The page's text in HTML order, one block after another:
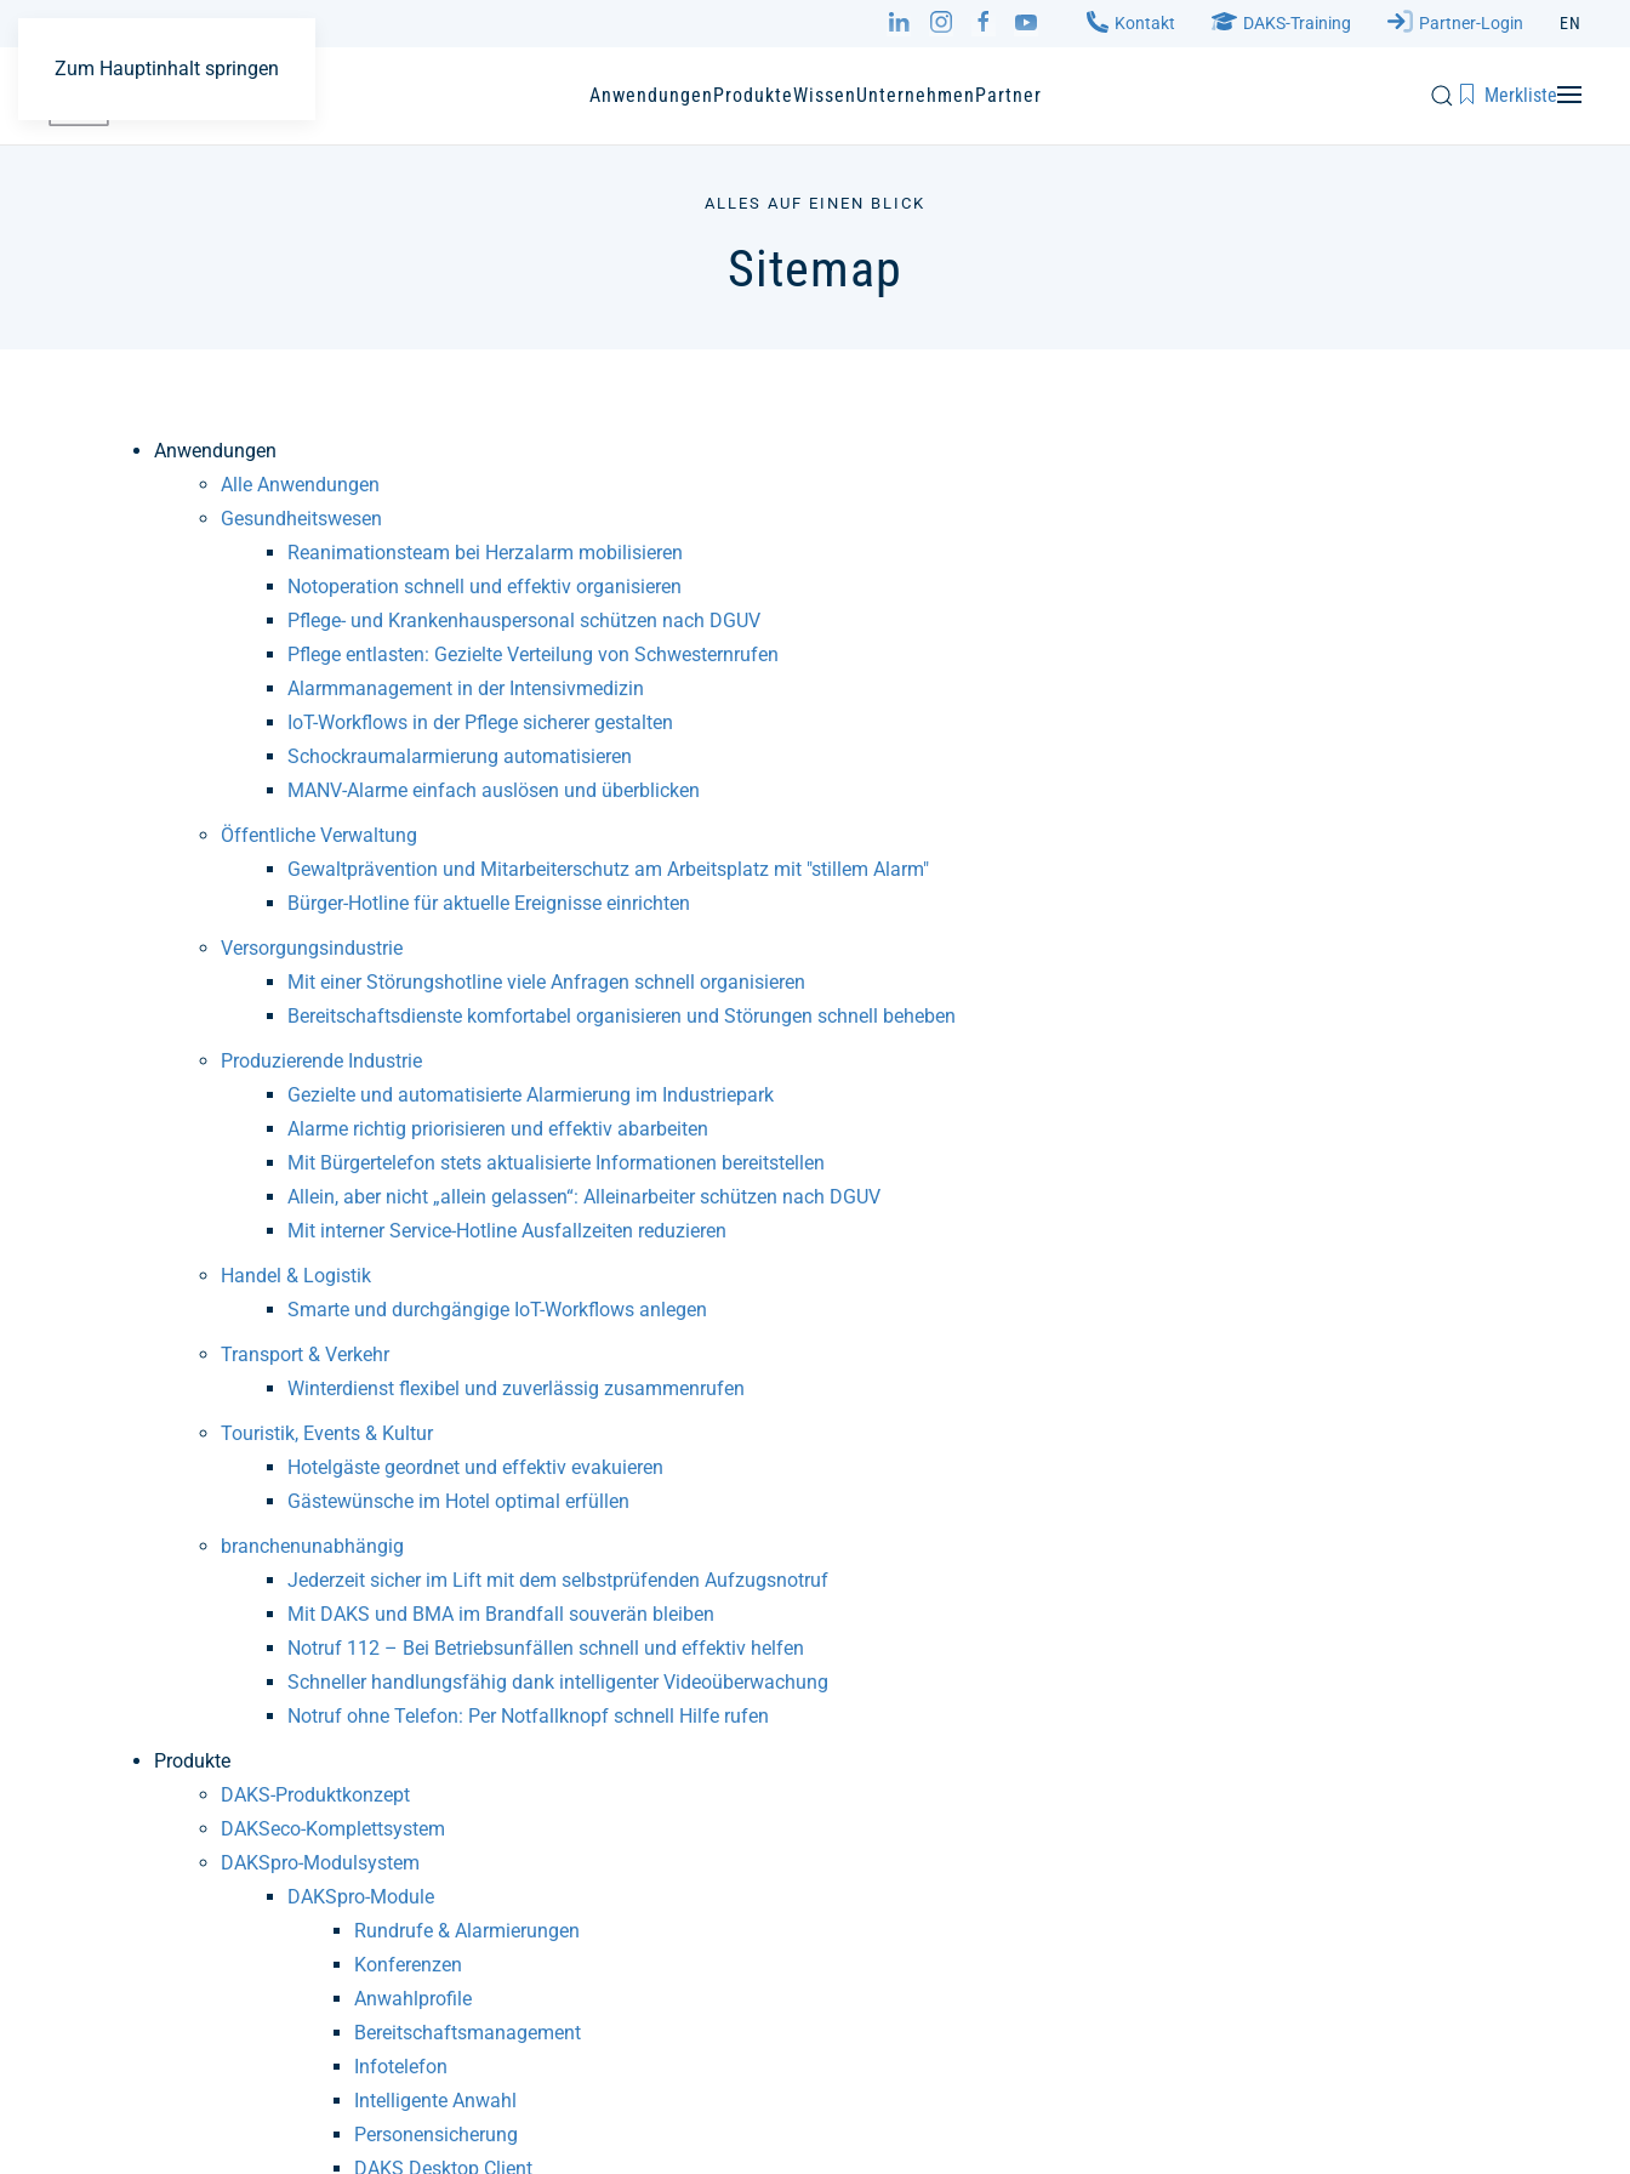
Zum Hauptinhalt springen
Kontakt DAKS-Training Partner-Login EN
AnwendungenProdukteWissenUnternehmenPartner Merkliste
ALLES AUF EINEN BLICK
Sitemap
Anwendungen
Alle Anwendungen
Gesundheitswesen
Reanimationsteam bei Herzalarm mobilisieren
Notoperation schnell und effektiv organisieren
Pflege- und Kranken­haus­­personal schützen nach DGUV
Pflege entlasten: Gezielte Verteilung von Schwesternrufen
Alarmmanagement in der Intensivmedizin
IoT-Workflows in der Pflege sicherer gestalten
Schockraum­alarmierung automatisieren
MANV-Alarme einfach auslösen und überblicken
Öffentliche Verwaltung
Gewalt­prävention und Mitarbeiter­schutz am Arbeitsplatz mit "stillem Alarm"
Bürger-Hotline für aktuelle Ereignisse einrichten
Versorgungsindustrie
Mit einer Störungshotline viele Anfragen schnell organisieren
Bereitschaftsdienste komfortabel organisieren und Störungen schnell beheben
Produzierende Industrie
Gezielte und automatisierte Alarmierung im Industriepark
Alarme richtig priorisieren und effektiv abarbeiten
Mit Bürgertelefon stets aktualisierte Informationen bereitstellen
Allein, aber nicht „allein gelassen“: Alleinarbeiter schützen nach DGUV
Mit interner Service-Hotline Ausfallzeiten reduzieren
Handel & Logistik
Smarte und durchgängige IoT-Workflows anlegen
Transport & Verkehr
Winterdienst flexibel und zuverlässig zusammenrufen
Touristik, Events & Kultur
Hotelgäste geordnet und effektiv evakuieren
Gästewünsche im Hotel optimal erfüllen
branchenunabhängig
Jederzeit sicher im Lift mit dem selbstprüfenden Aufzugsnotruf
Mit DAKS und BMA im Brandfall souverän bleiben
Notruf 112 – Bei Betriebsunfällen schnell und effektiv helfen
Schneller handlungsfähig dank intelligenter Videoüberwachung
Notruf ohne Telefon: Per Notfallknopf schnell Hilfe rufen
Produkte
DAKS-Produktkonzept
DAKSeco-Komplettsystem
DAKSpro-Modulsystem
DAKSpro-Module
Rundrufe & Alarmierungen
Konferenzen
Anwahlprofile
Bereitschafts­management
Infotelefon
Intelligente Anwahl
Personensicherung
DAKS Desktop Client